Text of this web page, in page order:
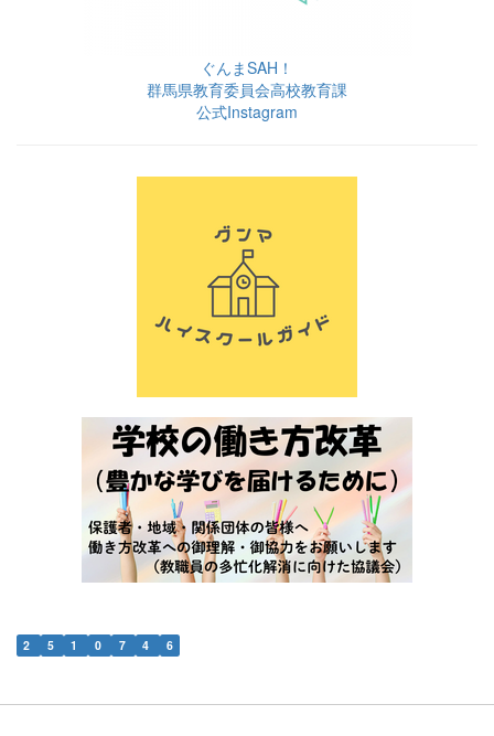
ぐんまSAH！
群馬県教育委員会高校教育課
公式Instagram
2 5 1 0 7 4 6